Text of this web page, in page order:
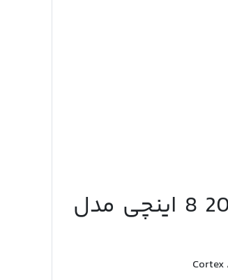
مشخصات مانیتور اندروید پژو 206 8 اینچی مدل